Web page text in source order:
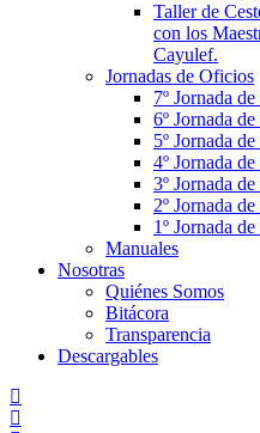
Taller de
con los
Cayulef.
Jornadas de Oficios
7º Jornada
6º Jornada
5º Jornada
4º Jornada
3º Jornada
2º Jornada
1º Jornada
Manuales
Nosotras
Quiénes Somos
Bitácora
Transparencia
Descargables